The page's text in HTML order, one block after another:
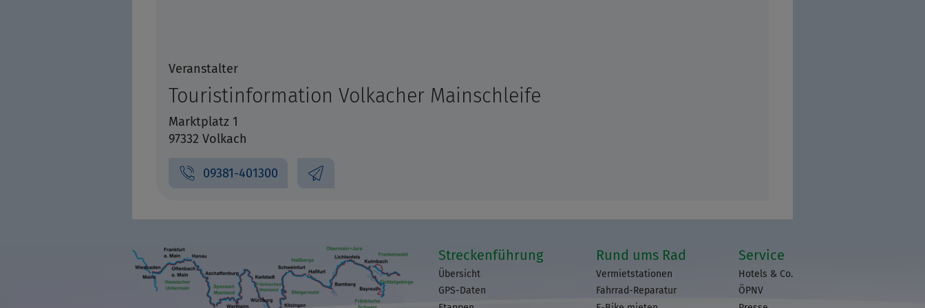
Veranstalter
Touristinformation Volkacher Mainschleife
Marktplatz 1
97332 Volkach
09381-401300
Streckenführung
Übersicht
GPS-Daten
Rund ums Rad
Vermietstationen
Fahrrad-Reparatur
Service
Hotels & Co.
ÖPNV